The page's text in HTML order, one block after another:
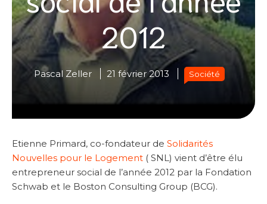
2012
Pascal Zeller 21 février 2013 Société
Etienne Primard, co-fondateur de Solidarités
Nouvelles pour le Logement ( SNL) vient d’être élu
entrepreneur social de l’année 2012 par la Fondation
Schwab et le Boston Consulting Group (BCG).